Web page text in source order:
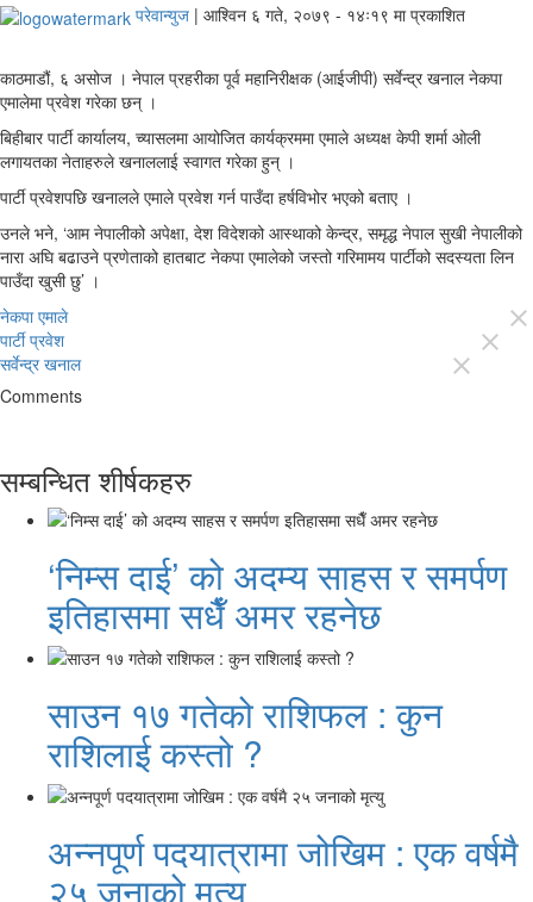
परेवान्युज | आश्विन ६ गते, २०७९ - १४ः१९ मा प्रकाशित
काठमाडौं, ६ असोज । नेपाल प्रहरीका पूर्व महानिरीक्षक (आईजीपी) सर्वेन्द्र खनाल नेकपा
एमालेमा प्रवेश गरेका छन् ।
बिहीबार पार्टी कार्यालय, च्यासलमा आयोजित कार्यक्रममा एमाले अध्यक्ष केपी शर्मा ओली
लगायतका नेताहरुले खनाललाई स्वागत गरेका हुन् ।
पार्टी प्रवेशपछि खनालले एमाले प्रवेश गर्न पाउँदा हर्षविभोर भएको बताए ।
उनले भने, ‘आम नेपालीको अपेक्षा, देश विदेशको आस्थाको केन्द्र, समृद्ध नेपाल सुखी नेपालीको
नारा अघि बढाउने प्रणेताको हातबाट नेकपा एमालेको जस्तो गरिमामय पार्टीको सदस्यता लिन
पाउँदा खुसी छु’ ।
नेकपा एमाले
close
पार्टी प्रवेश close
सर्वेन्द्र खनाल close
Comments
सम्बन्धित शीर्षकहरु
‘निम्स दाई’ को अदम्य साहस र समर्पण
इतिहासमा सधैँ अमर रहनेछ
साउन १७ गतेको राशिफल : कुन
राशिलाई कस्तो ?
अन्नपूर्ण पदयात्रामा जोखिम : एक वर्षमै
२५ जनाको मृत्यु